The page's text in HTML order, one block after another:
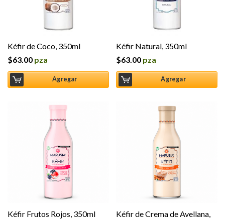
Kéfir de Coco, 350ml
$63.00 pza
Agregar
Kéfir Natural, 350ml
$63.00 pza
Agregar
Kéfir Frutos Rojos, 350ml
Kéfir de Crema de Avellana,